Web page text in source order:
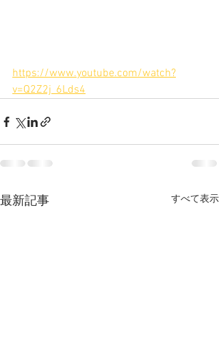
https://www.youtube.com/watch?
v=Q2Z2j_6Lds4
最新記事 すべて表示